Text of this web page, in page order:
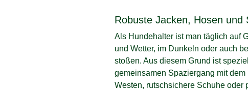
Robuste Jacken, Hosen
Als Hundehalter ist man täglich auf
und Wetter, im Dunkeln oder auch
stoßen. Aus diesem Grund ist
gemeinsamen Spaziergang mit
Westen, rutschsichere Schuhe oder